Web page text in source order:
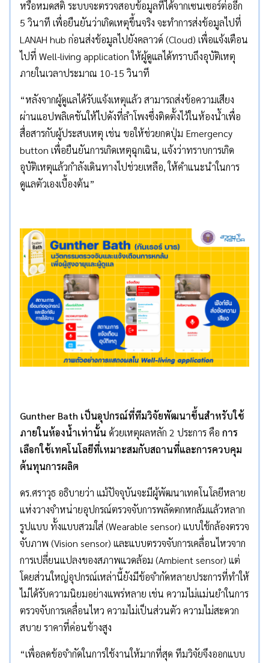
หรือหมดสติ ระบบจะตรวจสอบข้อมูลที่ได้จากเซนเซอร์ต่ออีก
5 วินาที เพื่อยืนยันว่าเกิดเหตุขึ้นจริง จะทำการส่งข้อมูลไปที่
LANAH hub ก่อนส่งข้อมูลไปยังคลาวด์ (Cloud) เพื่อแจ้งเตือน
ไปที่ Well-living application ให้ผู้ดูแลได้ทราบถึงอุบัติเหตุ
ภายในเวลาประมาณ 10-15 วินาที
“หลังจากผู้ดูแลได้รับแจ้งเหตุแล้ว สามารถส่งข้อความเสียง
ผ่านแอปพลิเคชันให้ไปดังที่ลำโพงซึ่งติดตั้งไว้ในห้องน้ำเพื่อ
สื่อสารกับผู้ประสบเหตุ เช่น ขอให้ช่วยกดปุ่ม Emergency
button เพื่อยืนยันการเกิดเหตุฉุกเฉิน, แจ้งว่าทราบการเกิด
อุบัติเหตุแล้วกำลังเดินทางไปช่วยเหลือ, ให้คำแนะนำในการ
ดูแลตัวเองเบื้องต้น”
Gunther Bath เป็นอุปกรณ์ที่ทีมวิจัยพัฒนาขึ้นสำหรับใช้
ภายในห้องน้ำเท่านั้นด้วยเหตุผลหลัก 2 ประการ คือ การ
เลือกใช้เทคโนโลยีที่เหมาะสมกับสถานที่และการควบคุม
ต้นทุนการผลิต
ดร.ศราวุธ อธิบายว่า แม้ปัจจุบันจะมีผู้พัฒนาเทคโนโลยีหลาย
แห่งวางจำหน่ายอุปกรณ์ตรวจจับการพลัดตกหกล้มแล้วหลาก
รูปแบบ ทั้งแบบสวมใส่ (Wearable sensor) แบบใช้กล้องตรวจ
จับภาพ (Vision sensor) และแบบตรวจจับการเคลื่อนไหวจาก
การเปลี่ยนแปลงของสภาพแวดล้อม (Ambient sensor) แต่
โดยส่วนใหญ่อุปกรณ์เหล่านี้ยังมีข้อจำกัดหลายประการที่ทำให้
ไม่ได้รับความนิยมอย่างแพร่หลาย เช่น ความไม่แม่นยำในการ
ตรวจจับการเคลื่อนไหว ความไม่เป็นส่วนตัว ความไม่สะดวก
สบาย ราคาที่ค่อนข้างสูง
“เพื่อลดข้อจำกัดในการใช้งานให้มากที่สุด ทีมวิจัยจึงออกแบบ